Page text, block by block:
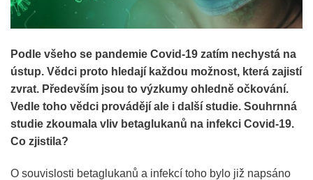
Podle všeho se pandemie Covid-19 zatím nechystá na
ústup. Vědci proto hledají každou možnost, která zajistí
zvrat. Především jsou to výzkumy ohledně očkování.
Vedle toho vědci provádějí ale i další studie. Souhrnná
studie zkoumala vliv betaglukanů na infekci Covid-19.
Co zjistila?
O souvislosti betaglukanů a infekcí toho bylo již napsáno